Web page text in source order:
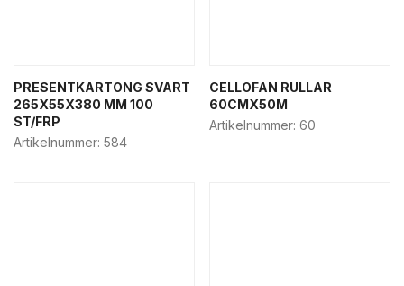
PRESENTKARTONG SVART
265X55X380 MM 100
ST/FRP
Artikelnummer: 584
CELLOFAN RULLAR
60CMX50M
Artikelnummer: 60